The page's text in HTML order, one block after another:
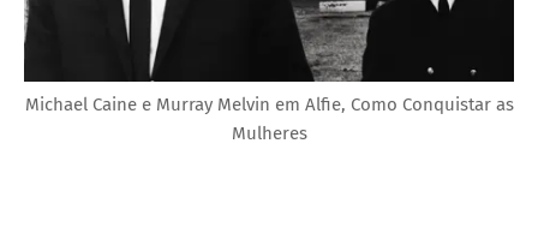
Michael Caine e Murray Melvin em Alfie, Como Conquistar as
Mulheres